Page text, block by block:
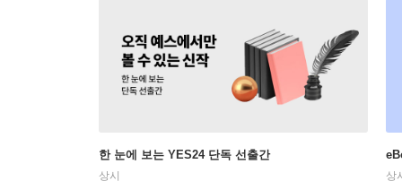
한 눈에 보는 YES24 단독 선출간
상시 상